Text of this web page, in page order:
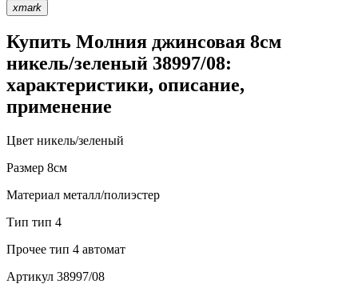
xmark
Купить Молния джинсовая 8см
никель/зеленый 38997/08:
характеристики, описание,
применение
Цвет никель/зеленый
Размер 8см
Материал металл/полиэстер
Тип тип 4
Прочее тип 4 автомат
Артикул 38997/08